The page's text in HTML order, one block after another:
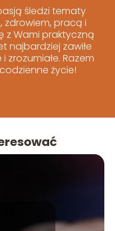
śledzi tematy
zdrowiem, pracą i
z Wami praktyczną
najbardziej zawiłe
Razem
życie!